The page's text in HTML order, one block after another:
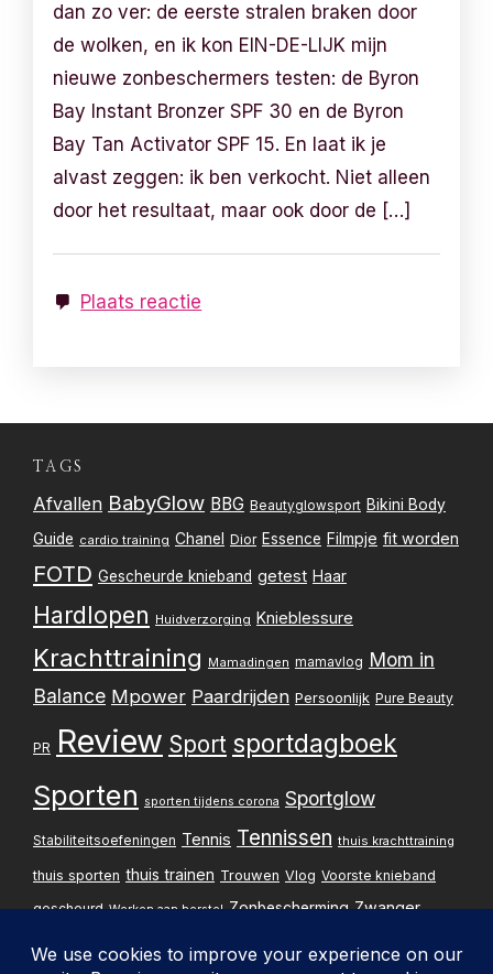
dan zo ver: de eerste stralen braken door
de wolken, en ik kon EIN-DE-LIJK mijn
nieuwe zonbeschermers testen: de Byron
Bay Instant Bronzer SPF 30 en de Byron
Bay Tan Activator SPF 15. En laat ik je
alvast zeggen: ik ben verkocht. Niet alleen
door het resultaat, maar ook door de […]
Plaats reactie
TAGS
Afvallen BabyGlow BBG Beautyglowsport Bikini Body
Guide cardio training Chanel Dior Essence Filmpje fit worden
FOTD Gescheurde knieband getest Haar
Hardlopen Huidverzorging Knieblessure
Krachttraining Mamadingen mamavlog Mom in
Balance Mpower Paardrijden Persoonlijk Pure Beauty
PR Review Sport sportdagboek
Sporten sporten tijdens corona Sportglow
Stabiliteitsoefeningen Tennis Tennissen thuis krachttraining
thuis sporten thuis trainen Trouwen Vlog Voorste knieband
gescheurd Werken aan herstel Zonbescherming Zwanger